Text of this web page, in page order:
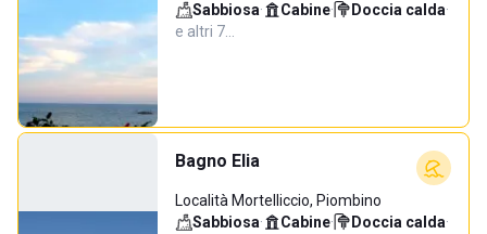
Sabbiosa· Cabine· Doccia calda·
e altri 7…
Bagno Elia
Località Mortelliccio, Piombino
Sabbiosa· Cabine· Doccia calda·